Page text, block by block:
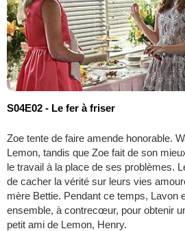
S04E02 - Le fer à friser
Zoe tente de faire amende honorable.
Lemon, tandis que Zoe fait de son
le travail à la place de ses problèmes.
de cacher la vérité sur leurs vies
mère Bettie. Pendant ce temps, Lavon
ensemble, à contrecœur, pour obtenir
petit ami de Lemon, Henry.